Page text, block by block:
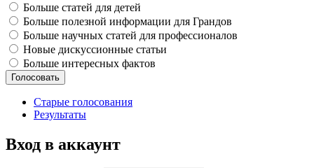
Больше статей для детей
Больше полезной информации для Грандов
Больше научных статей для профессионалов
Новые дискуссионные статьи
Больше интересных фактов
Старые голосования
Результаты
Вход в аккаунт